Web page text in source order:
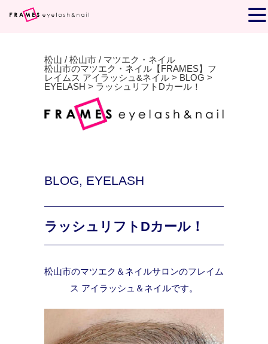
松山 / 松山市 / マツエク・ネイル
松山市のマツエク・ネイル【FRAMES】フ
レイムス アイラッシュ&ネイル > BLOG >
EYELASH > ラッシュリフトDカール！
BLOG, EYELASH
ラッシュリフトDカール！
松山市のマツエク＆ネイルサロンのフレイム
ス アイラッシュ＆ネイルです。